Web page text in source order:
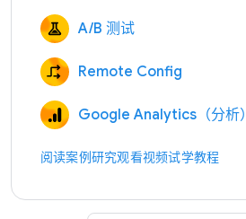
A/B 测试
Remote Config
Google Analytics（分析）
阅读案例研究观看视频试学教程